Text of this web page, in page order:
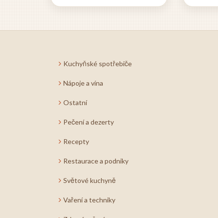
ryb představuje základ
domácí nakládané ryby a...
Kuchyňské spotřebiče
Nápoje a vína
Ostatní
Pečení a dezerty
Recepty
Restaurace a podniky
Světové kuchyně
Vaření a techniky